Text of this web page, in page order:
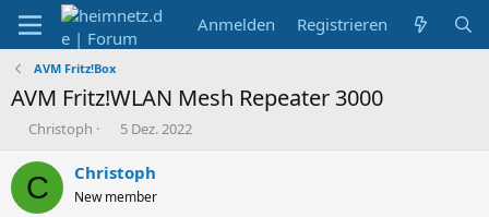
Anmelden Registrieren
AVM Fritz!Box
AVM Fritz!WLAN Mesh Repeater 3000
E
s
t
Christoph
E
s
e
5 Dez. 2022
C Christoph
New member